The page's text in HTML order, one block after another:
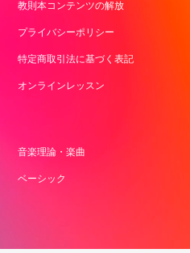
教則本コンテンツの解放
プライバシーポリシー
特定商取引法に基づく表記
オンラインレッスン
音楽理論・楽曲
ベーシック